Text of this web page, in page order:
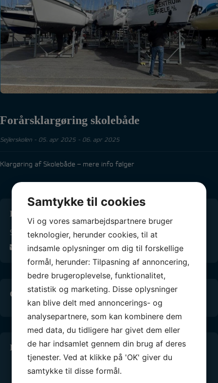
Forårsklargøring skolebåde
Sejlerskolen - 05. apr 2025 - 06. apr 2025
Klargøring af Skolebåde – mere info følger
Kontakt os
Sejlklubben Neptun Vejle
info@snv.dk
Conventus medlems-login
Info Vejle Lystbådehavn
Online kranbooking
Webcams i lystbådehavnen
Samtykke til cookies
Vi og vores samarbejdspartnere bruger
teknologier, herunder cookies, til at
indsamle oplysninger om dig til forskellige
formål, herunder: Tilpasning af annoncering,
bedre brugeroplevelse, funktionalitet,
statistik og marketing. Disse oplysninger
kan blive delt med annoncerings- og
analysepartnere, som kan kombinere dem
med data, du tidligere har givet dem eller
de har indsamlet gennem din brug af deres
tjenester. Ved at klikke på 'OK' giver du
samtykke til disse formål.